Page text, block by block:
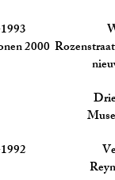
1993
2000
Drie
1992